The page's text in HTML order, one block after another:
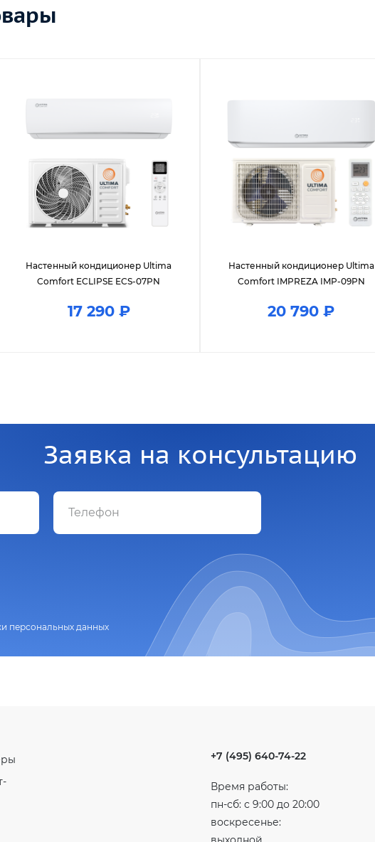
Настенный кондиционер Ultima
Comfort ECLIPSE ECS-07PN
17 290 ₽
Настенный кондиционер Ultima
Comfort IMPREZA IMP-09PN
20 790 ₽
Заявка на консультацию
персональных данных
+7 (495) 640-74-22
Время работы:
пн-сб: с 9:00 до 20:00
воскресенье: